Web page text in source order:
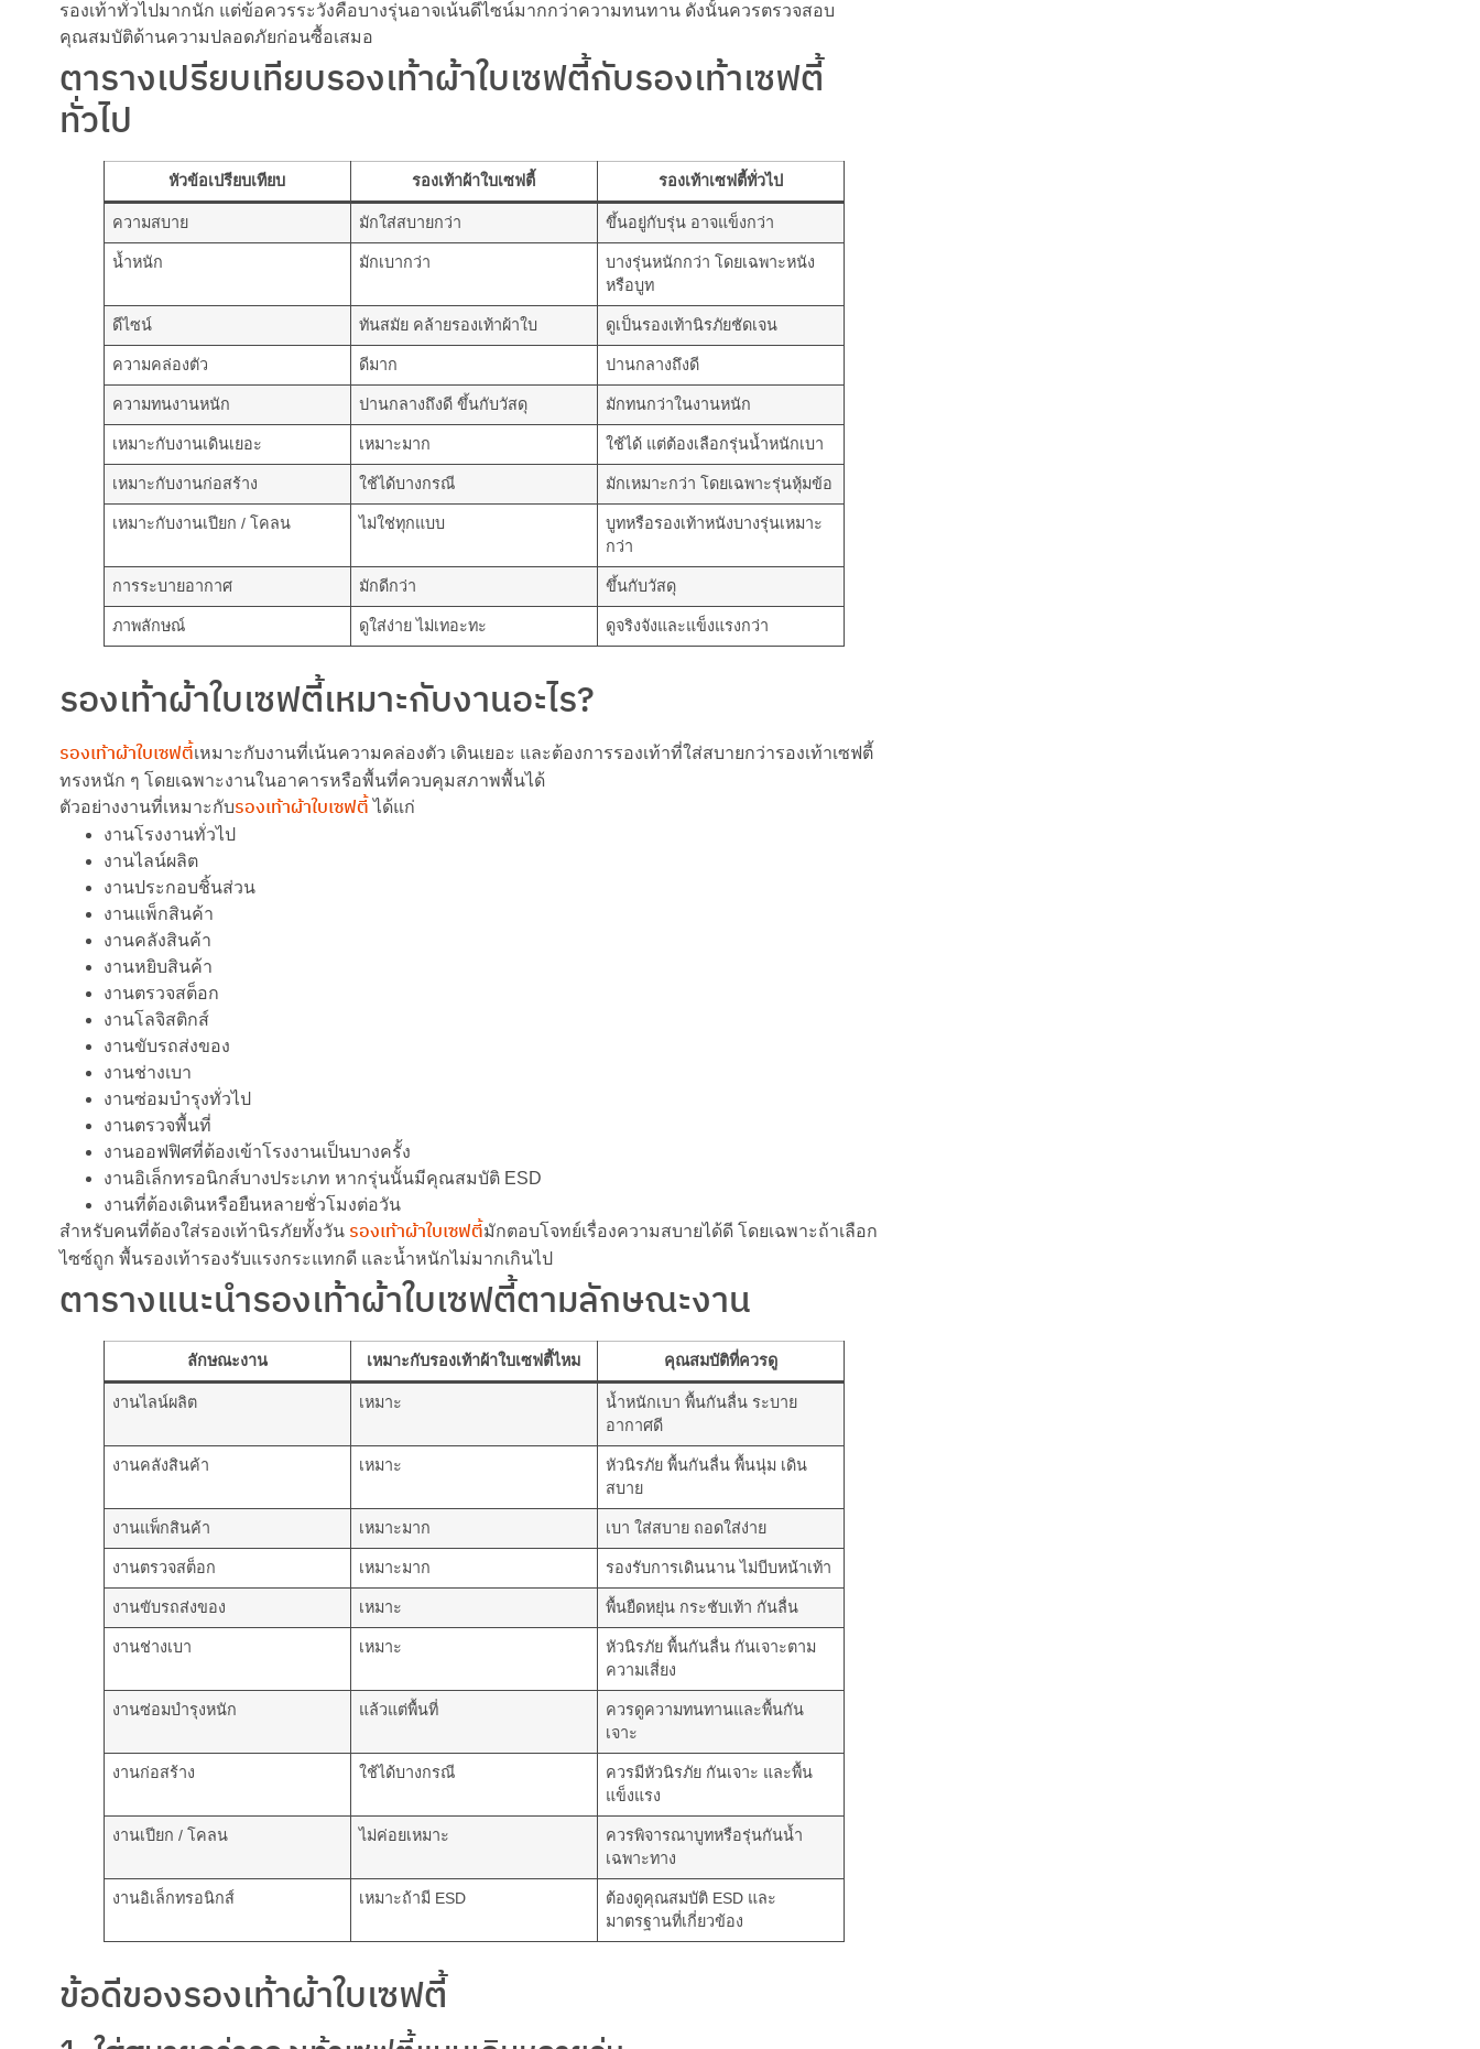
รองเท้าทั่วไปมากนัก แต่ข้อควรระวังคือบางรุ่นอาจเน้นดีไซน์มากกว่าความทนทาน ดังนั้นควรตรวจสอบ
คุณสมบัติด้านความปลอดภัยก่อนซื้อเสมอ
ตารางเปรียบเทียบรองเท้าผ้าใบเซฟตี้กับรองเท้าเซฟตี้
ทั่วไป
หัวข้อเปรียบเทียบ รองเท้าผ้าใบเซฟตี้ รองเท้าเซฟตี้ทั่วไป
ความสบาย มักใส่สบายกว่า ขึ้นอยู่กับรุ่น อาจแข็งกว่า
น้ำหนัก มักเบากว่า
บางรุ่นหนักกว่า โดยเฉพาะหนัง
หรือบูท
ดีไซน์ ทันสมัย คล้ายรองเท้าผ้าใบ ดูเป็นรองเท้านิรภัยชัดเจน
ความคล่องตัว ดีมาก ปานกลางถึงดี
ความทนงานหนัก ปานกลางถึงดี ขึ้นกับวัสดุ มักทนกว่าในงานหนัก
เหมาะกับงานเดินเยอะ เหมาะมาก ใช้ได้ แต่ต้องเลือกรุ่นน้ำหนักเบา
เหมาะกับงานก่อสร้าง ใช้ได้บางกรณี มักเหมาะกว่า โดยเฉพาะรุ่นหุ้มข้อ
เหมาะกับงานเปียก / โคลน ไม่ใช่ทุกแบบ
บูทหรือรองเท้าหนังบางรุ่นเหมาะ
กว่า
การระบายอากาศ มักดีกว่า ขึ้นกับวัสดุ
ภาพลักษณ์ ดูใส่ง่าย ไม่เทอะทะ ดูจริงจังและแข็งแรงกว่า
รองเท้าผ้าใบเซฟตี้เหมาะกับงานอะไร?
รองเท้าผ้าใบเซฟตี้เหมาะกับงานที่เน้นความคล่องตัว เดินเยอะ และต้องการรองเท้าที่ใส่สบายกว่ารองเท้าเซฟตี้
ทรงหนัก ๆ โดยเฉพาะงานในอาคารหรือพื้นที่ควบคุมสภาพพื้นได้
ตัวอย่างงานที่เหมาะกับรองเท้าผ้าใบเซฟตี้ ได้แก่
งานโรงงานทั่วไป
งานไลน์ผลิต
งานประกอบชิ้นส่วน
งานแพ็กสินค้า
งานคลังสินค้า
งานหยิบสินค้า
งานตรวจสต็อก
งานโลจิสติกส์
งานขับรถส่งของ
งานช่างเบา
งานซ่อมบำรุงทั่วไป
งานตรวจพื้นที่
งานออฟฟิศที่ต้องเข้าโรงงานเป็นบางครั้ง
งานอิเล็กทรอนิกส์บางประเภท หากรุ่นนั้นมีคุณสมบัติ ESD
งานที่ต้องเดินหรือยืนหลายชั่วโมงต่อวัน
สำหรับคนที่ต้องใส่รองเท้านิรภัยทั้งวัน รองเท้าผ้าใบเซฟตี้มักตอบโจทย์เรื่องความสบายได้ดี โดยเฉพาะถ้าเลือก
ไซซ์ถูก พื้นรองเท้ารองรับแรงกระแทกดี และน้ำหนักไม่มากเกินไป
ตารางแนะนำรองเท้าผ้าใบเซฟตี้ตามลักษณะงาน
ลักษณะงาน เหมาะกับรองเท้าผ้าใบเซฟตี้ไหม คุณสมบัติที่ควรดู
งานไลน์ผลิต เหมาะ
น้ำหนักเบา พื้นกันลื่น ระบาย
อากาศดี
งานคลังสินค้า เหมาะ
หัวนิรภัย พื้นกันลื่น พื้นนุ่ม เดิน
สบาย
งานแพ็กสินค้า เหมาะมาก เบา ใส่สบาย ถอดใส่ง่าย
งานตรวจสต็อก เหมาะมาก รองรับการเดินนาน ไม่บีบหน้าเท้า
งานขับรถส่งของ เหมาะ พื้นยืดหยุ่น กระชับเท้า กันลื่น
งานช่างเบา เหมาะ
หัวนิรภัย พื้นกันลื่น กันเจาะตาม
ความเสี่ยง
งานซ่อมบำรุงหนัก แล้วแต่พื้นที่
ควรดูความทนทานและพื้นกัน
เจาะ
งานก่อสร้าง ใช้ได้บางกรณี
ควรมีหัวนิรภัย กันเจาะ และพื้น
แข็งแรง
งานเปียก / โคลน ไม่ค่อยเหมาะ
ควรพิจารณาบูทหรือรุ่นกันน้ำ
เฉพาะทาง
งานอิเล็กทรอนิกส์ เหมาะถ้ามี ESD
ต้องดูคุณสมบัติ ESD และ
มาตรฐานที่เกี่ยวข้อง
ข้อดีของรองเท้าผ้าใบเซฟตี้